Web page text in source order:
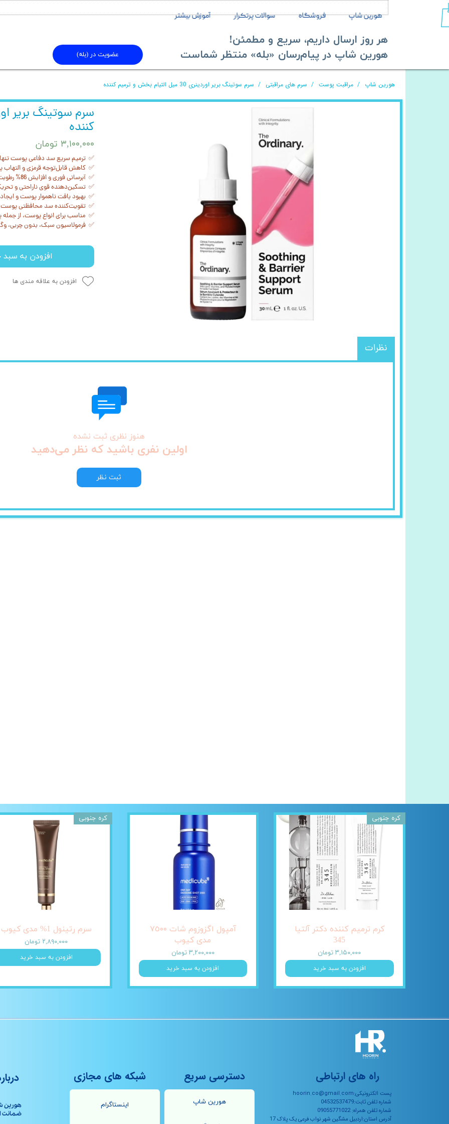
هورین شاپ فروشگاه سوالات پرتکرار آموزش بیشتر
هر روز ارسال داریم، سریع و مطمئن!
​​​​​​​هورین شاپ در پیام‌رسان «بله» منتظر شماست​​​​​​​
عضویت در (بله)
هورین شاپ مراقبت پوست سرم های مراقبتی سرم سوتینگ بریر اوردینری 30 میل التیام بخش و ترمیم کننده
کننده
۳,۱۰۰,۰۰۰ تومان
✅ ترمیم سریع سد دفاعی پوست تنها در ۲
✅ کاهش قابل‌توجه قرمزی و
✅ آبرسانی فوری و افزایش 86% رطوبت پوست
✅ تسکین‌دهنده قوی ناراحتی و
✅ بهبود بافت ناهموار پوست و
✅ تقویت‌کننده سد محافظتی پوست
✅ مناسب برای انواع پوست، از
✅ فرمولاسیون سبک، بدون چربی،
افزودن به سبد
افزودن به علاقه مندی ها
نظرات
هنوز نظری ثبت نشده
اولین نفری باشید که نظر می‌دهید
ثبت نظر
کرم ترمیم کننده دکتر آلتیا
345
۳,۱۵۰,۰۰۰ تومان
افزودن به سبد خرید
کره جنوبی
آمپول اگزوزوم شات ٧٥٠٠
مدی کیوب
۳,۲۰۰,۰۰۰ تومان
افزودن به سبد خرید
سرم رتینول 1% مدی کیوب
۲,۸۹۰,۰۰۰ تومان
افزودن به سبد خرید
کره جنوبی
پست الکترونیکی:hoorin.co@gmail.com
شماره تلفن ثابت:04532537479
شماره تلفن همراه: 09055771022
آدرس استان:اردبیل مشگین شهر نواب فرعی یک پلاک 17
راه های ارتباطی
هورین شاپ
دسترسی سریع
اینستاگرام
شبکه های مجازی
هورین
ضمانت